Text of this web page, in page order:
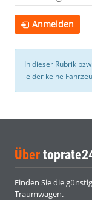
In dieser Rubrik
leider keine
Anmelden
Über
Finden Sie die
Traumwagen.